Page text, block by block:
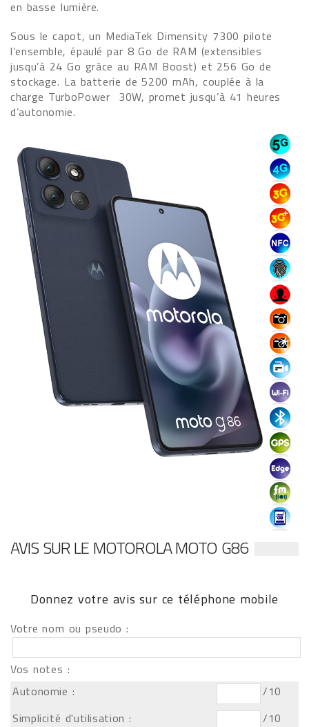
en basse lumière.
Sous le capot, un MediaTek Dimensity 7300 pilote
l’ensemble, épaulé par 8 Go de RAM (extensibles
jusqu’à 24 Go grâce au RAM Boost) et 256 Go de
stockage. La batterie de 5200 mAh, couplée à la
charge TurboPower 30W, promet jusqu’à 41 heures
d’autonomie.
AVIS SUR LE MOTOROLA MOTO G86
Donnez votre avis sur ce téléphone mobile
Votre nom ou pseudo :
Vos notes :
Autonomie :
/10
Simplicité d'utilisation :
/10